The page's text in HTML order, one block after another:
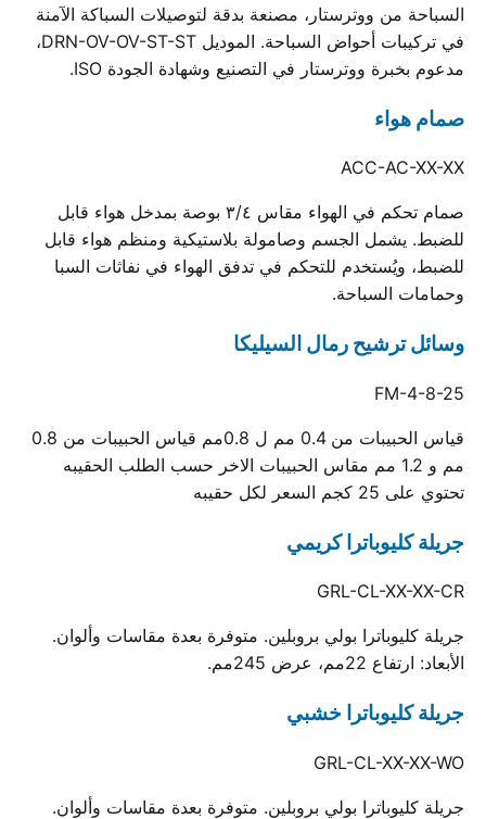
السباحة من ووترستار، مصنعة بدقة لتوصيلات السباكة الآمنة
في تركيبات أحواض السباحة. الموديل DRN-OV-OV-ST-ST،
مدعوم بخبرة ووترستار في التصنيع وشهادة الجودة ISO.
صمام هواء
ACC-AC-XX-XX
صمام تحكم في الهواء مقاس ٣/٤ بوصة بمدخل هواء قابل
للضبط. يشمل الجسم وصامولة بلاستيكية ومنظم هواء قابل
للضبط، ويُستخدم للتحكم في تدفق الهواء في نفاثات السبا
وحمامات السباحة.
وسائل ترشيح رمال السيليكا
FM-4-8-25
قياس الحبيبات من 0.4 مم ل 0.8مم قياس الحبيبات من 0.8
مم و 1.2 مم مقاس الحبيبات الاخر حسب الطلب الحقيبه
تحتوي على 25 كجم السعر لكل حقيبه
جريلة كليوباترا كريمي
GRL-CL-XX-XX-CR
جريلة كليوباترا بولي بروبلين. متوفرة بعدة مقاسات وألوان.
الأبعاد: ارتفاع 22مم، عرض 245مم.
جريلة كليوباترا خشبي
GRL-CL-XX-XX-WO
جريلة كليوباترا بولي بروبلين. متوفرة بعدة مقاسات وألوان.